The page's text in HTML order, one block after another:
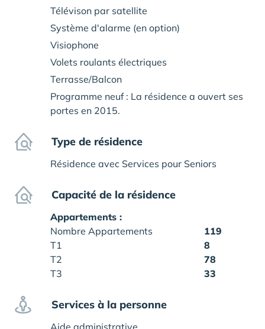
Télévison par satellite
Système d'alarme (en option)
Visiophone
Volets roulants électriques
Terrasse/Balcon
Programme neuf : La résidence a ouvert ses
portes en 2015.
Type de résidence
Résidence avec Services pour Seniors
Capacité de la résidence
Appartements :
Nombre Appartements
119
T1
8
T2
78
T3
33
Services à la personne
Aide administrative